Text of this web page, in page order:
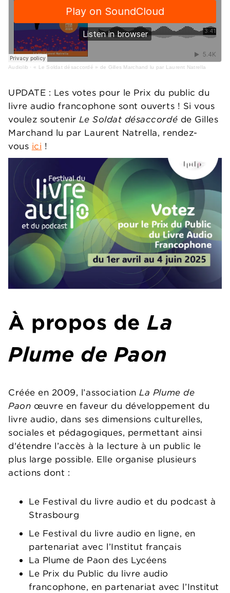
Audiolib · « Le Soldat désaccordé » de Gilles Marchand lu par Laurent Natrella
UPDATE : Les votes pour le Prix du public du
livre audio francophone sont ouverts ! Si vous
voulez soutenirLe Soldat désaccordé de Gilles
Marchand lu par Laurent Natrella, rendez-
vous ici !
À propos deLa
Plume de Paon
Créée en 2009, l’association La Plume de
Paon œuvre en faveur du développement du
livre audio, dans ses dimensions culturelles,
sociales et pédagogiques, permettant ainsi
d'étendre l’accès à la lecture à un public le
plus large possible. Elle organise plusieurs
actions dont :
Le Festival du livre audio et du podcast à
Strasbourg
Le Festival du livre audio en ligne, en
partenariat avec l’Institut français
La Plume de Paon des Lycéens
Le Prix du Public du livre audio
francophone, en partenariat avec l’Institut